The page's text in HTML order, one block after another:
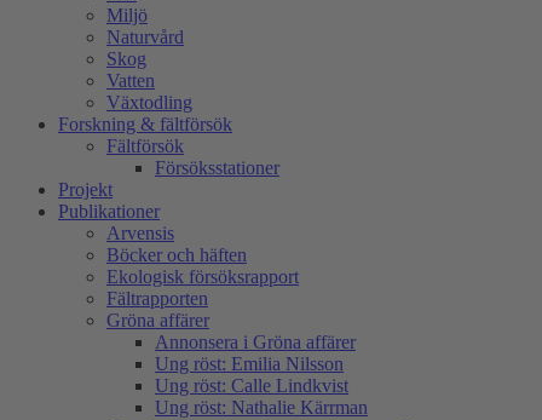
Miljö
Naturvård
Skog
Vatten
Växtodling
Forskning & fältförsök
Fältförsök
Försöksstationer
Projekt
Publikationer
Arvensis
Böcker och häften
Ekologisk försöksrapport
Fältrapporten
Gröna affärer
Annonsera i Gröna affärer
Ung röst: Emilia Nilsson
Ung röst: Calle Lindkvist
Ung röst: Nathalie Kärrman